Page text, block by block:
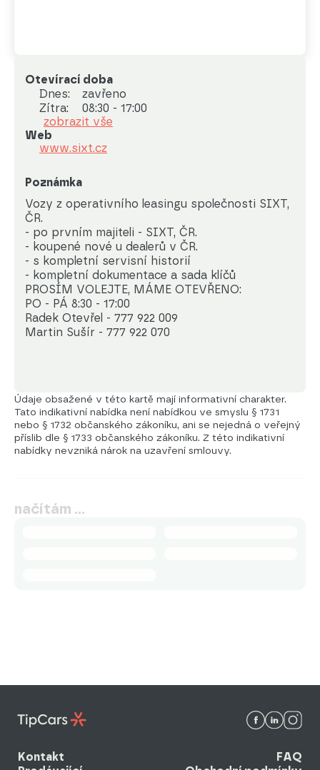
Otevírací doba
Dnes:
zavřeno
Zítra:
08:30 - 17:00
zobrazit vše
Web
www.sixt.cz
Poznámka
Vozy z operativního leasingu společnosti SIXT,
ČR.
- po prvním majiteli - SIXT, ČR.
- koupené nové u dealerů v ČR.
- s kompletní servisní historií
- kompletní dokumentace a sada klíčů
PROSÍM VOLEJTE, MÁME OTEVŘENO:
PO - PÁ 8:30 - 17:00
Radek Otevřel - 777 922 009
Martin Sušír - 777 922 070
Údaje obsažené v této kartě mají informativní charakter.
Tato indikativní nabídka není nabídkou ve smyslu § 1731
nebo § 1732 občanského zákoníku, ani se nejedná o veřejný
příslib dle § 1733 občanského zákoníku. Z této indikativní
nabídky nevzniká nárok na uzavření smlouvy.
načítám …
Kontakt
FAQ